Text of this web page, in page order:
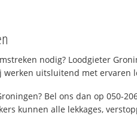
nodig? Loodgieter
uitsluitend met ervaren
Bel ons dan op 050-
kunnen alle lekkages,